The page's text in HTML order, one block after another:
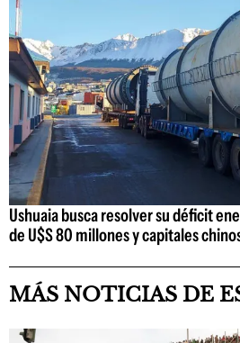
Ushuaia busca resolver su déficit
de U$S 80 millones y capitales
MÁS NOTICIAS DE